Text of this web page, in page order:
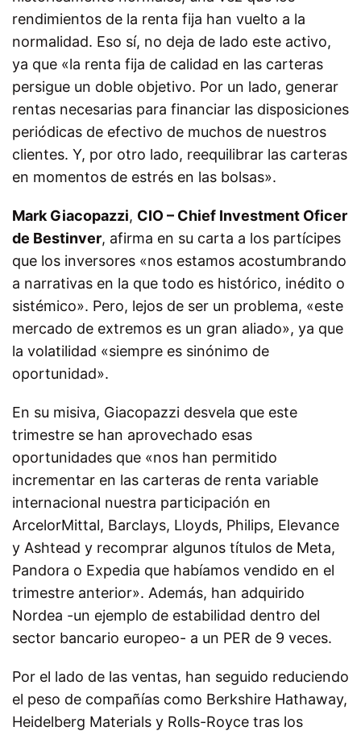
rendimientos de la renta fija han vuelto a la
normalidad. Eso sí, no deja de lado este activo,
ya que «la renta fija de calidad en las carteras
persigue un doble objetivo. Por un lado, generar
rentas necesarias para financiar las disposiciones
periódicas de efectivo de muchos de nuestros
clientes. Y, por otro lado, reequilibrar las carteras
en momentos de estrés en las bolsas».
Mark Giacopazzi, CIO – Chief Investment Oficer
de Bestinver, afirma en su carta a los partícipes
que los inversores «nos estamos acostumbrando
a narrativas en la que todo es histórico, inédito o
sistémico». Pero, lejos de ser un problema, «este
mercado de extremos es un gran aliado», ya que
la volatilidad «siempre es sinónimo de
oportunidad».
En su misiva, Giacopazzi desvela que este
trimestre se han aprovechado esas
oportunidades que «nos han permitido
incrementar en las carteras de renta variable
internacional nuestra participación en
ArcelorMittal, Barclays, Lloyds, Philips, Elevance
y Ashtead y recomprar algunos títulos de Meta,
Pandora o Expedia que habíamos vendido en el
trimestre anterior». Además, han adquirido
Nordea -un ejemplo de estabilidad dentro del
sector bancario europeo- a un PER de 9 veces.
Por el lado de las ventas, han seguido reduciendo
el peso de compañías como Berkshire Hathaway,
Heidelberg Materials y Rolls-Royce tras los